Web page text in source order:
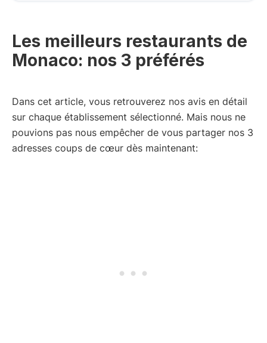
Les meilleurs restaurants de
Monaco: nos 3 préférés
Dans cet article, vous retrouverez nos avis en détail
sur chaque établissement sélectionné. Mais nous ne
pouvions pas nous empêcher de vous partager nos 3
adresses coups de cœur dès maintenant: